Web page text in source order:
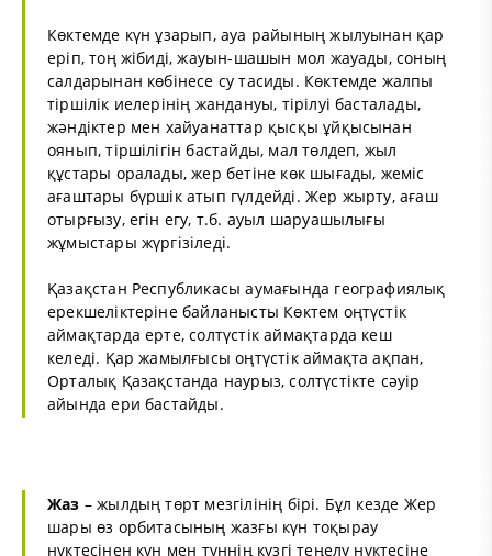
Көктемде күн ұзарып, ауа райының жылуынан қар
еріп, тоң жібиді, жауын-шашын мол жауады, соның
салдарынан көбінесе су тасиды. Көктемде жалпы
тіршілік иелерінің жандануы, тірілуі басталады,
жәндіктер мен хайуанаттар қысқы ұйқысынан
оянып, тіршілігін бастайды, мал төлдеп, жыл
құстары оралады, жер бетіне көк шығады, жеміс
ағаштары бүршік атып гүлдейді. Жер жырту, ағаш
отырғызу, егін егу, т.б. ауыл шаруашылығы
жұмыстары жүргізіледі.
Қазақстан Республикасы аумағында географиялық
ерекшеліктеріне байланысты Көктем оңтүстік
аймақтарда ерте, солтүстік аймақтарда кеш
келеді. Қар жамылғысы оңтүстік аймақта ақпан,
Орталық Қазақстанда наурыз, солтүстікте сәуір
айында ери бастайды.
Жаз – жылдың төрт мезгілінің бірі. Бұл кезде Жер
шары өз орбитасының жазғы күн тоқырау
нүктесінен күн мен түннің күзгі теңелу нүктесіне